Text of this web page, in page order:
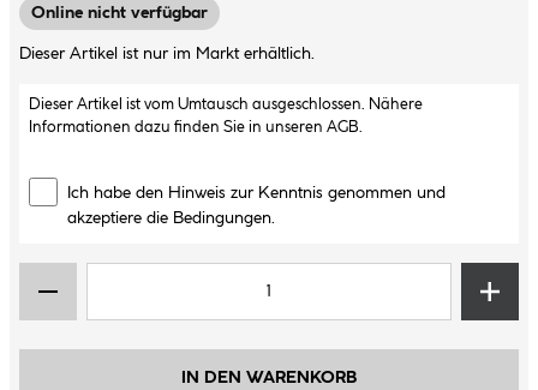
Online nicht verfügbar
Dieser Artikel ist nur im Markt erhältlich.
Dieser Artikel ist vom Umtausch ausgeschlossen. Nähere
Informationen dazu finden Sie in unseren AGB
Ich habe den Hinweis zur Kenntnis genommen und
akzeptiere die Bedingungen.
IN DEN WARENKORB